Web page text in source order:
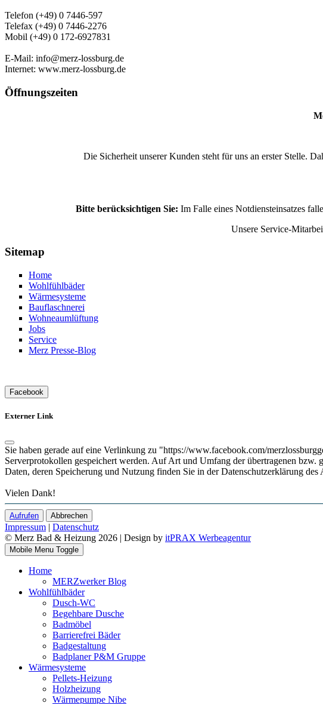
Telefon (+49) 0 7446-597
Telefax (+49) 0 7446-2276
Mobil (+49) 0 172-6927831
E-Mail: info@merz-lossburg.de
Internet: www.merz-lossburg.de
Öffnungszeiten
Die Sicherheit unserer Kunden steht für uns an erster Stelle.
Bitte berücksichtigen Sie: Im Falle eines Notdiensteinsatzes
Unsere Service-
Sitemap
Home
Wohlfühlbäder
Wärmesysteme
Bauflaschnerei
Wohneaumlüftung
Jobs
Service
Merz Presse-Blog
Facebook
Externer Link
Sie haben gerade auf eine Verlinkung zu "https://www.facebook.com/
Serverprotokollen gespeichert werden. Auf Art und Umfang der übertragenen
Daten, deren Speicherung und Nutzung finden Sie in der Datenschutzerklärung des
Vielen Dank!
Aufrufen Abbrechen
Impressum | Datenschutz
© Merz Bad & Heizung 2026 | Design by itPRAX Werbeagentur
Mobile Menu Toggle
Home
MERZwerker Blog
Wohlfühlbäder
Dusch-WC
Begehbare Dusche
Badmöbel
Barrierefrei Bäder
Badgestaltung
Badplaner P&M Gruppe
Wärmesysteme
Pellets-Heizung
Holzheizung
Wärmepumpe Nibe